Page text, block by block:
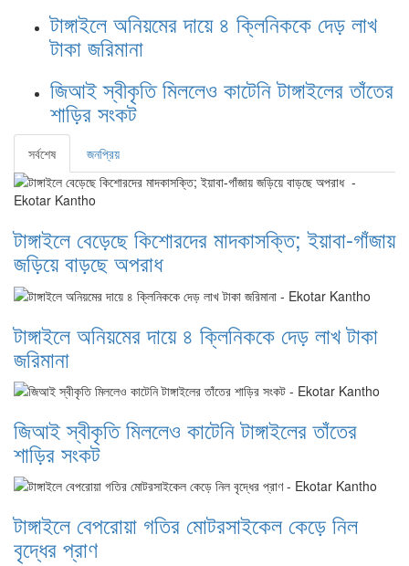
টাঙ্গাইলে অনিয়মের দায়ে ৪ ক্লিনিককে দেড় লাখ
টাকা জরিমানা
জিআই স্বীকৃতি মিললেও কাটেনি টাঙ্গাইলের তাঁতের
শাড়ির সংকট
সর্বশেষ জনপ্রিয়
টাঙ্গাইলে বেড়েছে কিশোরদের মাদকাসক্তি; ইয়াবা-গাঁজায়
জড়িয়ে বাড়ছে অপরাধ
টাঙ্গাইলে অনিয়মের দায়ে ৪ ক্লিনিককে দেড় লাখ টাকা
জরিমানা
জিআই স্বীকৃতি মিললেও কাটেনি টাঙ্গাইলের তাঁতের
শাড়ির সংকট
টাঙ্গাইলে বেপরোয়া গতির মোটরসাইকেল কেড়ে নিল
বৃদ্ধের প্রাণ